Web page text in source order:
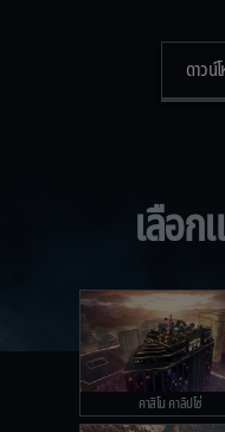
ดาวน์
เลือ
คาสิโน คาลิปโซ่